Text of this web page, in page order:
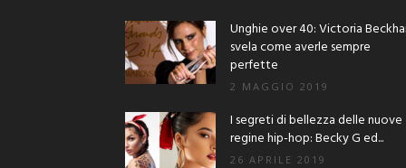
Unghie over 40: Victoria
svela come averle sempre
perfette
2 MAGGIO 2019
I segreti di bellezza delle nuove
regine hip-hop: Becky G ed...
26 APRILE 2019